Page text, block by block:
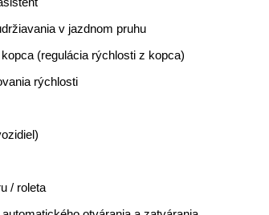
v jazdnom pruhu
(regulácia rýchlosti z kopca)
rýchlosti